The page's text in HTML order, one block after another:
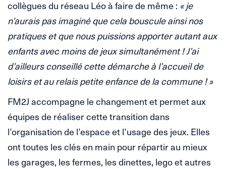
collègues du réseau Léo à faire de même : « je
n’aurais pas imaginé que cela bouscule ainsi nos
pratiques et que nous puissions apporter autant aux
enfants avec moins de jeux simultanément ! J’ai
d’ailleurs conseillé cette démarche à l’accueil de
loisirs et au relais petite enfance de la commune ! »
FM2J accompagne le changement et permet aux
équipes de réaliser cette transition dans
l’organisation de l’espace et l’usage des jeux. Elles
ont toutes les clés en main pour répartir au mieux
les garages, les fermes, les dinettes, lego et autres